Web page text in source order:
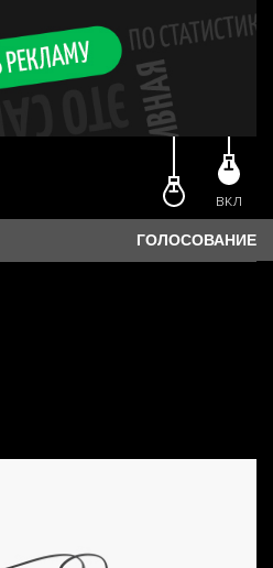
ВКЛ
ГОЛОСОВАНИЕ